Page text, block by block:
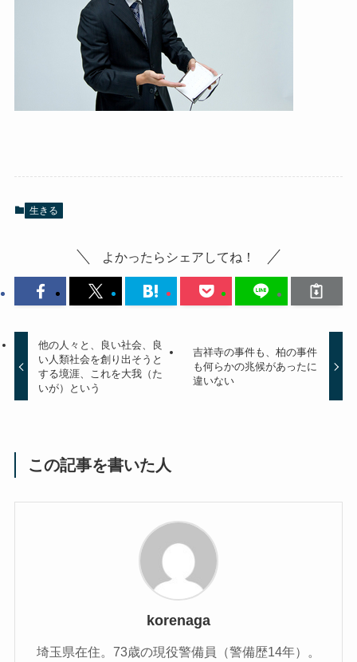
生きる
よかったらシェアしてね！
他の人々と、良い社会、良
い人類社会を創り出そうと
する境涯、これを大我（た
いが）という
吉祥寺の事件も、柏の事件
も何らかの兆候があったに
違いない
この記事を書いた人
korenaga
埼玉県在住。73歳の現役警備員（警備歴14年）。